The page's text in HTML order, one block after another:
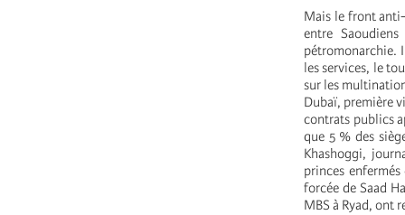
Mais le front
entre
pétromonarchie.
les services, le
sur les
Dubaï, première
contrats publics
que 5 % des
Khashoggi,
princes
forcée de Saad
MBS à Ryad, ont